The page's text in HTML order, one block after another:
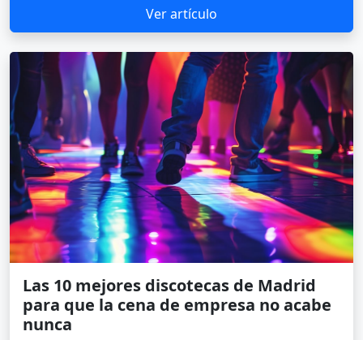
Ver artículo
Las 10 mejores discotecas de Madrid
para que la cena de empresa no acabe
nunca